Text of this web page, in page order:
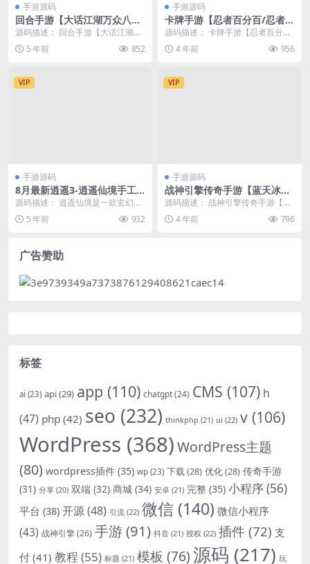
手游源码
回合手游【大话江湖万众八卦
变身卡端】2021整理Win一键
即玩服务端+运营代理后台
源码描述： 回合手游【大话江湖万
众八卦变身卡端】2021整理Win一
键即玩服务端...
5 年前 852
手游源码
卡牌手游【忍者百分百/忍者村
大战】最新整理Linux手工服
务端+GM后台+安卓苹果双端
源码描述： 卡牌手游【忍者百分百/
忍者村大战】 最新整理Linux手工服
务端+G...
4 年前 956
VIP
手游源码
8月最新逍遥3-逍遥仙境手工
端+安卓苹果双端+营运后台
+详细搭建教程
源码描述： 逍遥仙境是一款玄幻的
手机在线仙侠娱乐游戏，这款游戏
的操作简单，让玩家...
5 年前 932
VIP
手游源码
战神引擎传奇手游【蓝天冰雪
君临复古】2022整理服务端
+情怀BOSS+神龙秘境+宠物大
师+充值后台
源码描述： 战神引擎传奇手游【蓝
天冰雪君临复古】2022整理服务端
+情怀BOSS...
4 年前 796
广告赞助
标签
ai (23) api(29) app (110) chatgpt(24) CMS (107) h
(47) php (42) seo (232) thinkphp (21) ui (22) v (106)
WordPress (368)WordPress主题
(80) wordpress插件 (35) wp (23) 下载(28) 优化(28) 传奇手游
(31) 分享 (20) 双端 (32) 商城 (34) 安卓 (21) 完整 (35) 小程序(56)
平台 (38) 开源(48) 引流 (22) 微信 (140) 微信小程序
(43) 战神引擎(26) 手游(91) 抖音 (21) 授权 (22) 插件 (72) 支
付 (41) 教程 (55) 标题 (21) 模板 (76)源码 (217) 玩